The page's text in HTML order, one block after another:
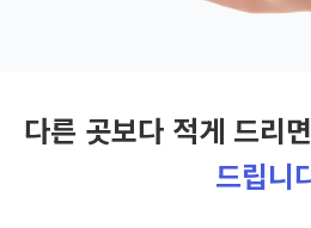
다른 곳보다 적게 드리면
드립니